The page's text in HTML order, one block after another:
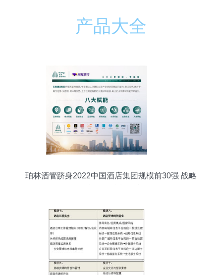
产品大全
珀林酒管跻身2022中国酒店集团规模前30强 战略